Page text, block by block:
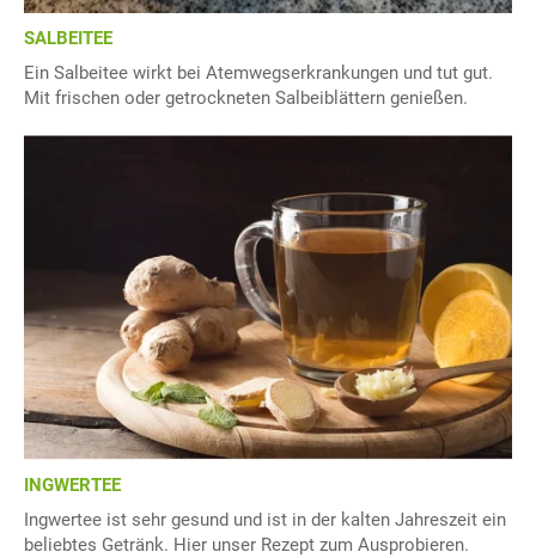
SALBEITEE
Ein Salbeitee wirkt bei Atemwegserkrankungen und tut gut.
Mit frischen oder getrockneten Salbeiblättern genießen.
INGWERTEE
Ingwertee ist sehr gesund und ist in der kalten Jahreszeit ein
beliebtes Getränk. Hier unser Rezept zum Ausprobieren.